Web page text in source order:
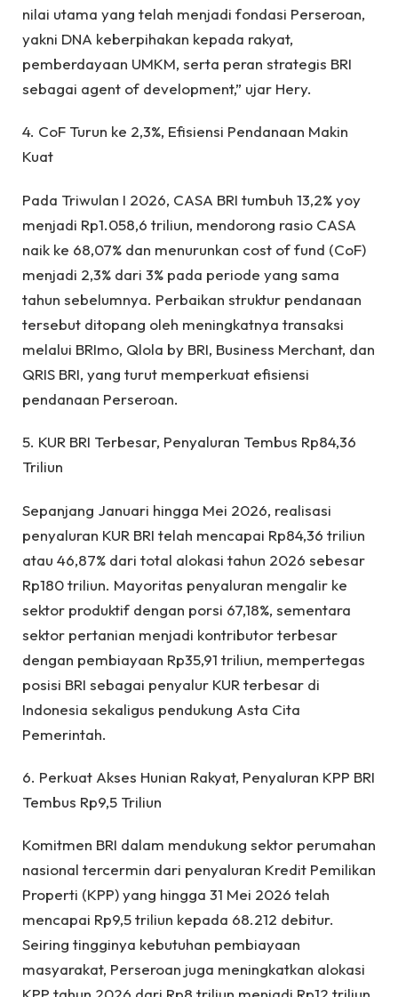
nilai utama yang telah menjadi fondasi Perseroan,
yakni DNA keberpihakan kepada rakyat,
pemberdayaan UMKM, serta peran strategis BRI
sebagai agent of development,” ujar Hery.
4. CoF Turun ke 2,3%, Efisiensi Pendanaan Makin
Kuat
Pada Triwulan I 2026, CASA BRI tumbuh 13,2% yoy
menjadi Rp1.058,6 triliun, mendorong rasio CASA
naik ke 68,07% dan menurunkan cost of fund (CoF)
menjadi 2,3% dari 3% pada periode yang sama
tahun sebelumnya. Perbaikan struktur pendanaan
tersebut ditopang oleh meningkatnya transaksi
melalui BRImo, Qlola by BRI, Business Merchant, dan
QRIS BRI, yang turut memperkuat efisiensi
pendanaan Perseroan.
5. KUR BRI Terbesar, Penyaluran Tembus Rp84,36
Triliun
Sepanjang Januari hingga Mei 2026, realisasi
penyaluran KUR BRI telah mencapai Rp84,36 triliun
atau 46,87% dari total alokasi tahun 2026 sebesar
Rp180 triliun. Mayoritas penyaluran mengalir ke
sektor produktif dengan porsi 67,18%, sementara
sektor pertanian menjadi kontributor terbesar
dengan pembiayaan Rp35,91 triliun, mempertegas
posisi BRI sebagai penyalur KUR terbesar di
Indonesia sekaligus pendukung Asta Cita
Pemerintah.
6. Perkuat Akses Hunian Rakyat, Penyaluran KPP BRI
Tembus Rp9,5 Triliun
Komitmen BRI dalam mendukung sektor perumahan
nasional tercermin dari penyaluran Kredit Pemilikan
Properti (KPP) yang hingga 31 Mei 2026 telah
mencapai Rp9,5 triliun kepada 68.212 debitur.
Seiring tingginya kebutuhan pembiayaan
masyarakat, Perseroan juga meningkatkan alokasi